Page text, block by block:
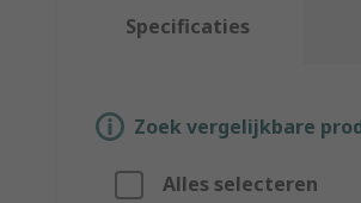
Specificaties
Zoek vergelijkbare
Alles selecteren